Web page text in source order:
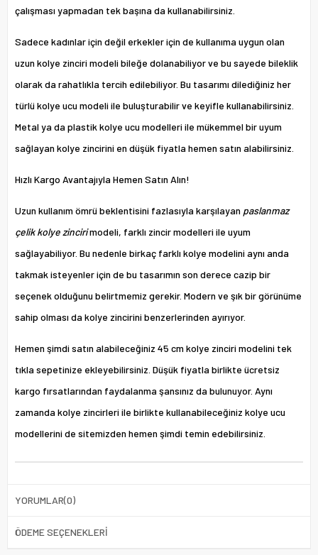
çalışması yapmadan tek başına da kullanabilirsiniz.
Sadece kadınlar için değil erkekler için de kullanıma uygun olan
uzun kolye zinciri modeli bileğe dolanabiliyor ve bu sayede bileklik
olarak da rahatlıkla tercih edilebiliyor. Bu tasarımı dilediğiniz her
türlü kolye ucu modeli ile buluşturabilir ve keyifle kullanabilirsiniz.
Metal ya da plastik kolye ucu modelleri ile mükemmel bir uyum
sağlayan kolye zincirini en düşük fiyatla hemen satın alabilirsiniz.
Hızlı Kargo Avantajıyla Hemen Satın Alın!
Uzun kullanım ömrü beklentisini fazlasıyla karşılayan paslanmaz
çelik kolye zincirimodeli, farklı zincir modelleri ile uyum
sağlayabiliyor. Bu nedenle birkaç farklı kolye modelini aynı anda
takmak isteyenler için de bu tasarımın son derece cazip bir
seçenek olduğunu belirtmemiz gerekir. Modern ve şık bir görünüme
sahip olması da kolye zincirini benzerlerinden ayırıyor.
Hemen şimdi satın alabileceğiniz 45 cm kolye zinciri modelini tek
tıkla sepetinize ekleyebilirsiniz. Düşük fiyatla birlikte ücretsiz
kargo fırsatlarından faydalanma şansınız da bulunuyor. Aynı
zamanda kolye zincirleri ile birlikte kullanabileceğiniz kolye ucu
modellerini de sitemizden hemen şimdi temin edebilirsiniz.
YORUMLAR(0)
ÖDEME SEÇENEKLERI